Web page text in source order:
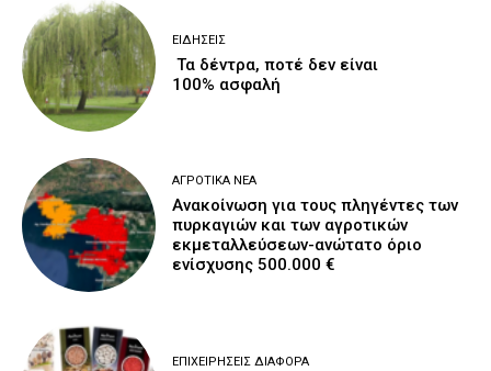
ΕΙΔΉΣΕΙΣ
Τα δέντρα, ποτέ δεν είναι
100% ασφαλή
ΑΓΡΟΤΙΚΆ ΝΈΑ
Ανακοίνωση για τους πληγέντες των
πυρκαγιών και των αγροτικών
εκμεταλλεύσεων-ανώτατο όριο
ενίσχυσης 500.000 €
ΕΠΙΧΕΙΡΉΣΕΙΣ ΔΙΆΦΟΡΑ